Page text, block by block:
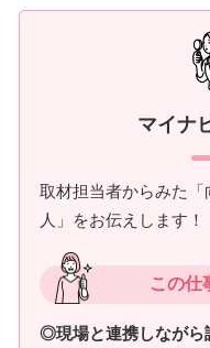
マイナ
取材担当者からみた
人」をお伝えします！
この仕
◎現場と連携しながら